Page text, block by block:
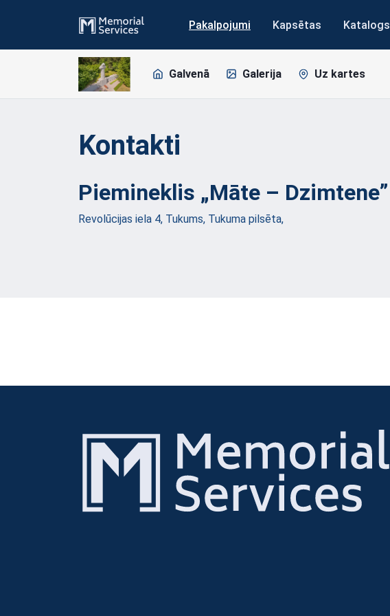
Pakalpojumi Kapsētas Katalogs
Galvenā Galerija Uz kartes
Kontakti
Piemineklis „Māte – Dzimtene”
Revolūcijas iela 4, Tukums, Tukuma pilsēta,